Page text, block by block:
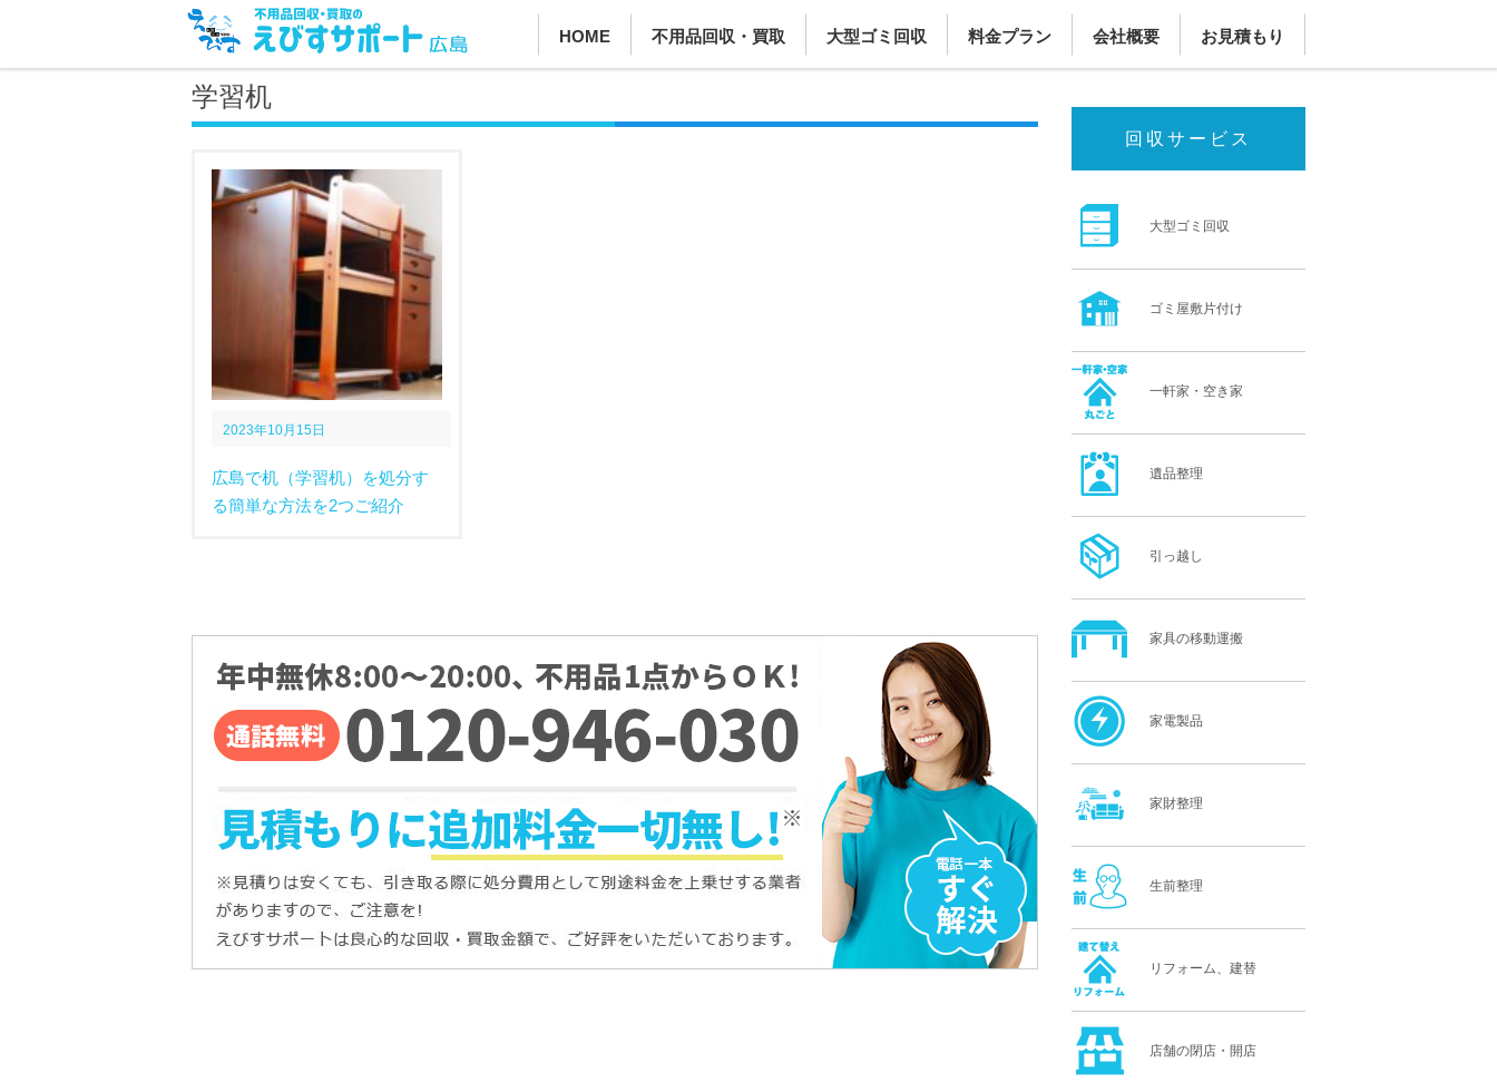
HOME 不用品回収・買取 大型ゴミ回収 料金プラン 会社概要 お見積もり
学習机
2023年10月15日
広島で机（学習机）を処分す
る簡単な方法を2つご紹介
回収サービス
大型ゴミ回収
ゴミ屋敷片付け
一軒家・空き家
遺品整理
引っ越し
家具の移動運搬
家電製品
家財整理
生前整理
リフォーム、建替
店舗の閉店・開店